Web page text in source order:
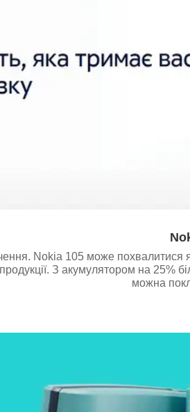
Nokia 105 може похвалитися
З акумулятором на
можна